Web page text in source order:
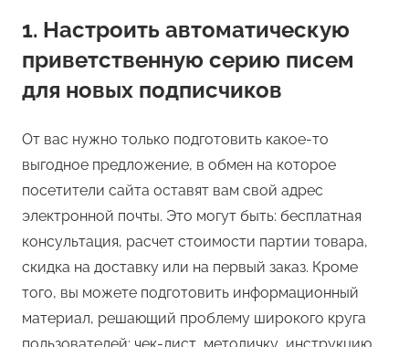
1. Настроить автоматическую
приветственную серию писем
для новых подписчиков
От вас нужно только подготовить какое-то
выгодное предложение, в обмен на которое
посетители сайта оставят вам свой адрес
электронной почты. Это могут быть: бесплатная
консультация, расчет стоимости партии товара,
скидка на доставку или на первый заказ. Кроме
того, вы можете подготовить информационный
материал, решающий проблему широкого круга